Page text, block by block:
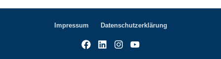
Impressum Datenschutzerklärung